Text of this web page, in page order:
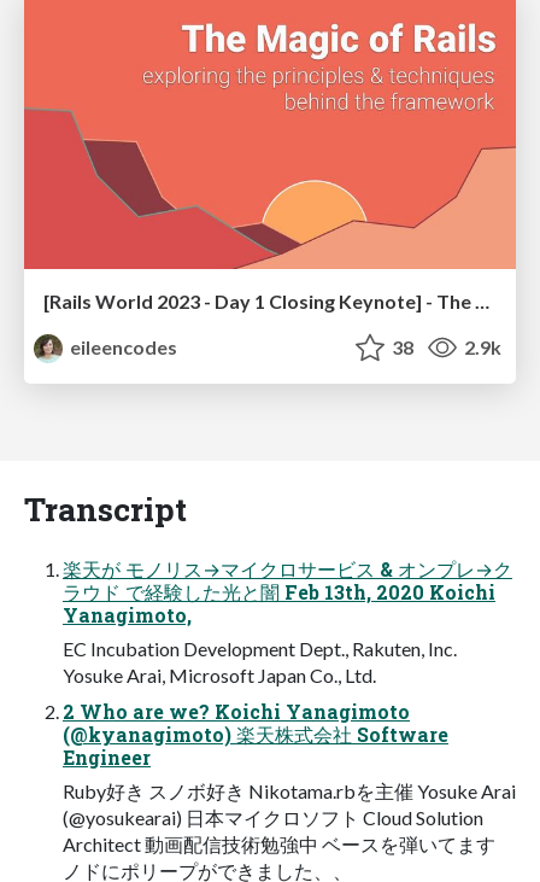
eileencodes
38 2.9k
Transcript
楽天が モノリス→マイクロサービス & オンプレ→ク
ラウド で経験した光と闇 Feb 13th, 2020 Koichi
Yanagimoto,
EC Incubation Development Dept., Rakuten, Inc.
Yosuke Arai, Microsoft Japan Co., Ltd.
2 Who are we? Koichi Yanagimoto
(@kyanagimoto) 楽天株式会社 Software
Engineer
Ruby好き スノボ好き Nikotama.rbを主催 Yosuke Arai
(@yosukearai) ⽇本マイクロソフト Cloud Solution
Architect 動画配信技術勉強中 ベースを弾いてます
ノドにポリープができました、、